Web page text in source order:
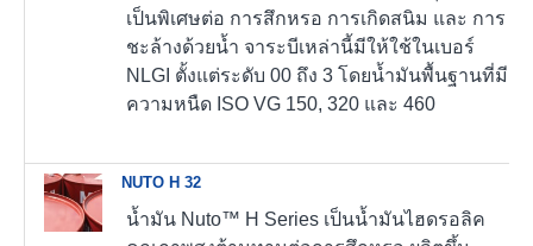
เป็นพิเศษต่อ การสึกหรอ การเกิดสนิม และ การ
ชะล้างด้วยน้ำ จาระบีเหล่านี้มีให้ใช้ในเบอร์
NLGI ตั้งแต่ระดับ 00 ถึง 3 โดยน้ำมันพื้นฐานที่มี
ความหนืด ISO VG 150, 320 และ 460
NUTO H 32
น้ำมัน Nuto™ H Series เป็นน้ำมันไฮดรอลิค